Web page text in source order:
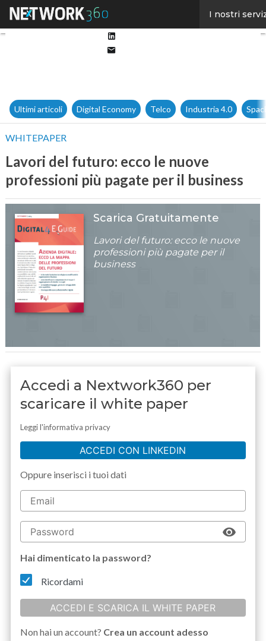
I nostri
Ultimi articoli Digital Economy Telco Industria 4.0
WHITEPAPER
Lavori del futuro: ecco le nuove
professioni più pagate per il business
Scarica Gratuitamente
Lavori del futuro: ecco le nuove
professioni più pagate per il
business
Accedi a Nextwork360 per
scaricare il white paper
Leggi l'informativa privacy
ACCEDI CON LINKEDIN
Oppure inserisci i tuoi dati
Hai dimenticato la password?
Ricordami
ACCEDI E SCARICA IL WHITE PAPER
Non hai un account? Crea un account adesso